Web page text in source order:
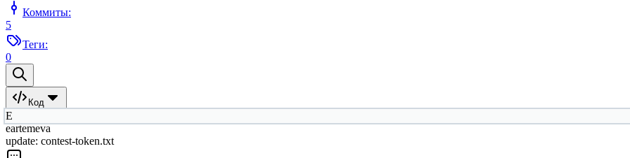
Коммиты:
5
Теги:
0
Код
E
eartemeva
update: contest-token.txt